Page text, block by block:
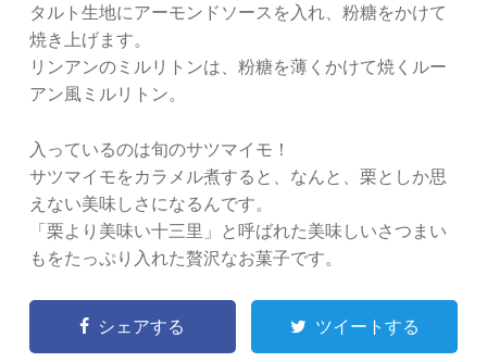
タルト生地にアーモンドソースを入れ、粉糖をかけて
焼き上げます。
リンアンのミルリトンは、粉糖を薄くかけて焼くルー
アン風ミルリトン。
入っているのは旬のサツマイモ！
サツマイモをカラメル煮すると、なんと、栗としか思
えない美味しさになるんです。
「栗より美味い十三里」と呼ばれた美味しいさつまい
もをたっぷり入れた贅沢なお菓子です。
シェアする ツイートする